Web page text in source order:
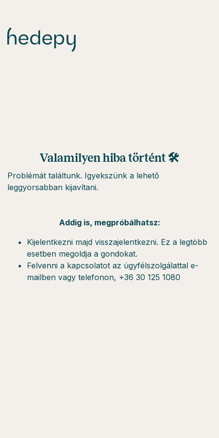
Valamilyen hiba történt 🛠
Problémát találtunk. Igyekszünk a lehető
leggyorsabban kijavítani.
Addig is, megpróbálhatsz:
Kijelentkezni majd visszajelentkezni. Ez a legtöbb
esetben megoldja a gondokat.
Felvenni a kapcsolatot az ügyfélszolgálattal e-
mailben vagy telefonon, +36 30 125 1080